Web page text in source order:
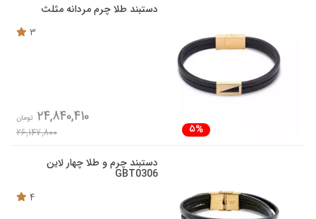
دستبند طلا چرم مردانه مثلث
3
5%
24,840,410 تومان
26,147,800
دستبند چرم و طلا چهار لاین
GBT0306
4